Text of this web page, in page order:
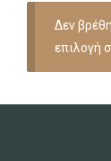
Δεν
επιλογή